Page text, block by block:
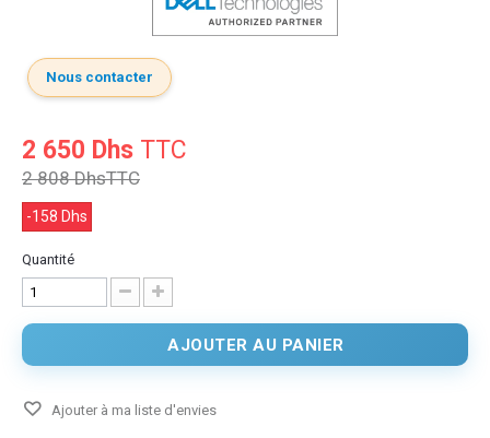
Nous contacter
2 650 Dhs TTC
2 808 DhsTTC
-158 Dhs
Quantité
AJOUTER AU PANIER
Ajouter à ma liste d'envies